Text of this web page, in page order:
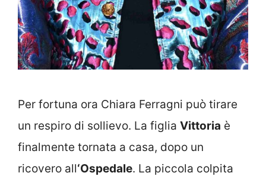
Per fortuna ora Chiara Ferragni può tirare
un respiro di sollievo. La figlia Vittoria è
finalmente tornata a casa, dopo un
ricovero all‘Ospedale. La piccola colpita